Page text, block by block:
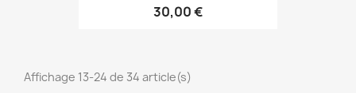
30,00 €
Affichage 13-24 de 34 article(s)